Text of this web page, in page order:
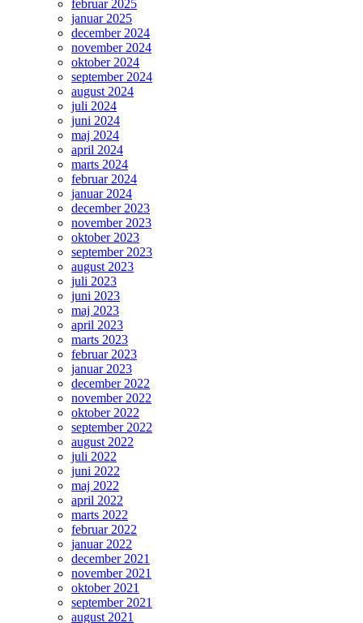
februar 2025
januar 2025
december 2024
november 2024
oktober 2024
september 2024
august 2024
juli 2024
juni 2024
maj 2024
april 2024
marts 2024
februar 2024
januar 2024
december 2023
november 2023
oktober 2023
september 2023
august 2023
juli 2023
juni 2023
maj 2023
april 2023
marts 2023
februar 2023
januar 2023
december 2022
november 2022
oktober 2022
september 2022
august 2022
juli 2022
juni 2022
maj 2022
april 2022
marts 2022
februar 2022
januar 2022
december 2021
november 2021
oktober 2021
september 2021
august 2021